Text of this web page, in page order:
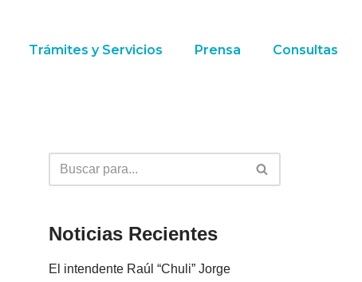
Trámites y Servicios Prensa Consultas
Noticias Recientes
El intendente Raúl “Chuli” Jorge